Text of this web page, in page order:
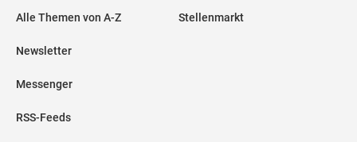
Alle Themen von A-Z
Newsletter
Messenger
RSS-Feeds
Stellenmarkt